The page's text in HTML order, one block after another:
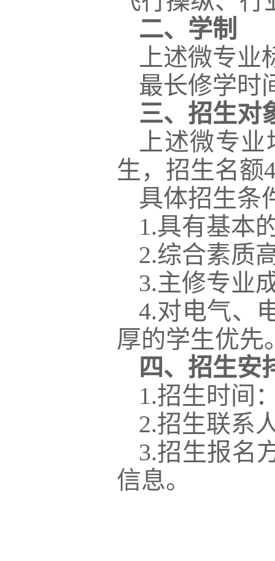
二、学制
上述微专业
最长修学时
三、招生对
上述微专
生，招生名额
具体招生条
1.具有基本
2.综合素质
3.主修专业
4.对电气、
厚的学生优先
四、 招生安
1.招生时间
2.招生联系
3.招生报名
信息。